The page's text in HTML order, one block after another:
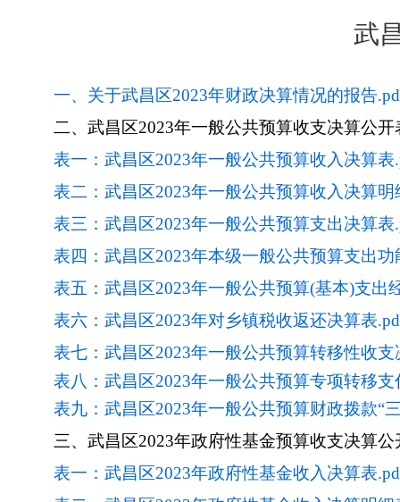
武
一、关于武昌区2023年财政决算情况的报告
二、 武昌区2023年一般公共预算收支决算公开
表一：武昌区2023年一般公共预算收入决算表
表二：武昌区2023年一般公共预算收入决算明
表三：武昌区2023年一般公共预算支出决算表
表四：武昌区2023年本级一般公共预算支出
表五：武昌区2023年一般公共预算(基本)支出
表六：武昌区2023年对乡镇税收返还决算表
表七：武昌区2023年一般公共预算转移性收支
表八：武昌区2023年一般公共预算专项转移
表九：武昌区2023年一般公共预算财政拨款“
三、 武昌区2023年政府性基金预算收支决算公
表一：武昌区2023年政府性基金收入决算表